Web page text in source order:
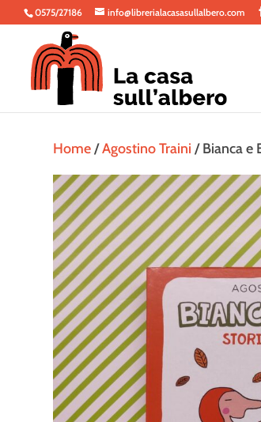
0575/27186 info@librerialacasasullalbero.com
Home/Agostino Traini / Bianca e